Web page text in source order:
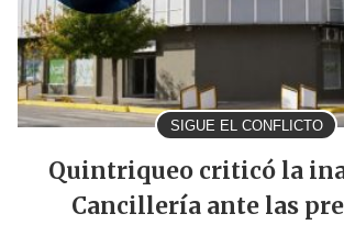
SIGUE EL CONFLICTO
Quintriqueo criticó la
Cancillería ante las